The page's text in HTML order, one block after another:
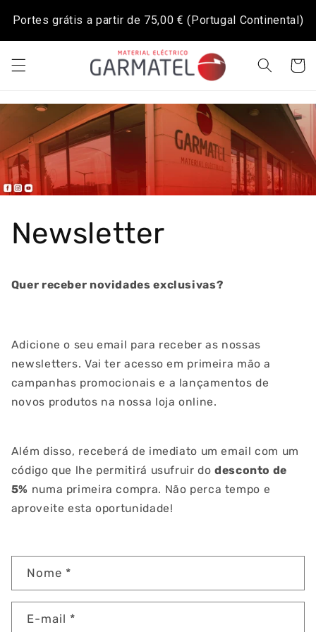
Portes grátis a partir de 75,00 € (Portugal Continental)
para o
conteúdo
Newsletter
Quer receber novidades exclusivas?
Adicione o seu email para receber as nossas
newsletters. Vai ter acesso em primeira mão a
campanhas promocionais e a lançamentos de
novos produtos na nossa loja online.
Além disso, receberá de imediato um email com um
código que lhe permitirá usufruir dodesconto de
5% numa primeira compra. Não perca tempo e
aproveite esta oportunidade!
r
Nome *
E-mail *